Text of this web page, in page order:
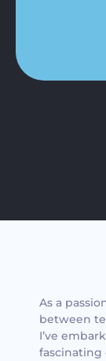
As a
between
I’ve
fascinating